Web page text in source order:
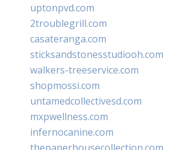
uptonpvd.com
2troublegrill.com
casateranga.com
sticksandstonesstudiooh.com
walkers-treeservice.com
shopmossi.com
untamedcollectivesd.com
mxpwellness.com
infernocanine.com